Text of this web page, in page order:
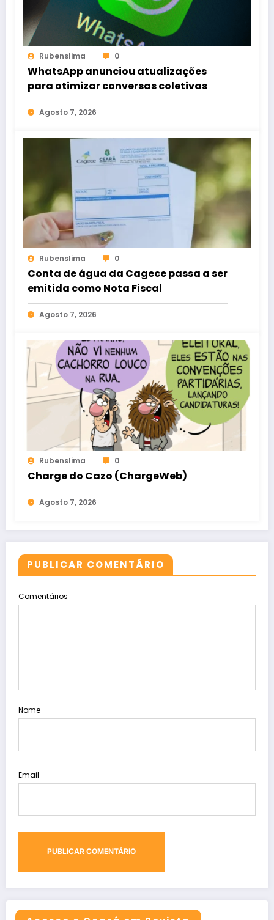
Rubenslima 0
WhatsApp anunciou atualizações
para otimizar conversas coletivas
Agosto 7, 2026
Rubenslima 0
Conta de água da Cagece passa a ser
emitida como Nota Fiscal
Agosto 7, 2026
Rubenslima 0
Charge do Cazo (ChargeWeb)
Agosto 7, 2026
PUBLICAR COMENTÁRIO
Comentários
Nome
Email